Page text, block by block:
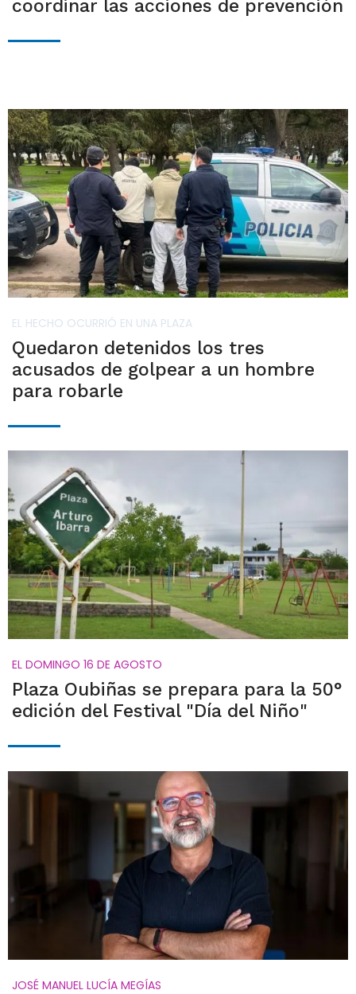
coordinar las acciones de prevención
EL HECHO OCURRIÓ EN UNA PLAZA
Quedaron detenidos los tres
acusados de golpear a un hombre
para robarle
EL DOMINGO 16 DE AGOSTO
Plaza Oubiñas se prepara para la 50°
edición del Festival "Día del Niño"
JOSÉ MANUEL LUCÍA MEGÍAS